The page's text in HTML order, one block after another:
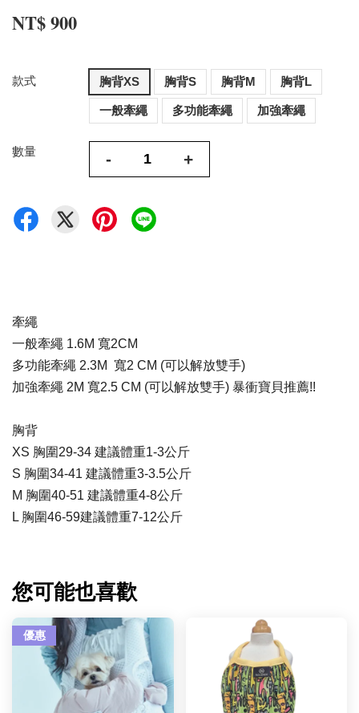
NT$ 900
款式 胸背XS 胸背S 胸背M 胸背L
一般牽繩 多功能牽繩 加強牽繩
數量 - +
牽繩
一般牽繩 1.6M 寬2CM
多功能牽繩 2.3M 寬2 CM (可以解放雙手)
加強牽繩 2M 寬2.5 CM (可以解放雙手) 暴衝寶貝推薦!!
胸背
XS 胸圍29-34 建議體重1-3公斤
S 胸圍34-41 建議體重3-3.5公斤
M 胸圍40-51 建議體重4-8公斤
L 胸圍46-59建議體重7-12公斤
您可能也喜歡
優惠